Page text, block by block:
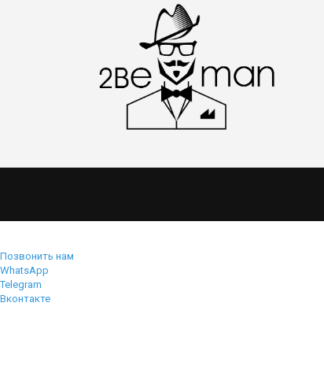
Позвонить нам
WhatsApp
Telegram
Вконтакте